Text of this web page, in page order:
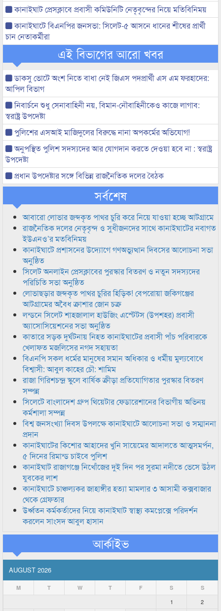
কানাইঘাট প্রেসক্লাবে প্রবাসী কমিউনিটি নেতৃবৃন্দের নিয়ে মতিবিনিময়
কানাইঘাটে বিএনপির জনসভা: সিলেট-৫ আসনে ধানের শীষের প্রার্থী
চান নেতাকর্মীরা
এই বিভাগের আরো খবর
ডাকসু ভোটে অংশ নিতে বাধা নেই জিএস পদপ্রার্থী এস এম ফরহাদের:
আপিল বিভাগ
নিবার্চনে শুধু সেনাবাহিনী নয়, বিমান-নৌবাহিনীকেও কাজে লাগাব:
স্বরাষ্ট্র উপদেষ্টা
পুলিশের এসআই মাজিদুলের বিরুদ্ধে নানা অপকর্মের অভিযোগ!
অনুপস্থিত পুলিশ সদস্যদের আর যোগদান করতে দেওয়া হবে না : স্বরাষ্ট্র
উপদেষ্টা
প্রধান উপদেষ্টার সঙ্গে বিভিন্ন রাজনৈতিক দলের বৈঠক
সর্বশেষ
আবারো লোভার জব্দকৃত পাথর চুরি করে নিয়ে যাওয়া হচ্ছে আটগ্রামে
রাজনৈতিক দলের নেতৃবৃন্দ ও সুধীজনদের সাথে কানাইঘাটের নবাগত
ইউএনও’র মতবিনিময়
কানাইঘাটে প্রশাসনের উদ্যোগে গণঅভ্যুত্থান দিবসের আলোচনা সভা
অনুষ্ঠিত
সিলেট অনলাইন প্রেসক্লাবের পুরস্কার বিতরণ ও নতুন সদস্যদের
পরিচিতি সভা অনুষ্ঠিত
লোভাছড়ার জব্দকৃত পাথর চুরির হিড়িক! বেপরোয়া জকিগঞ্জের
আটগ্রামের অবৈধ ক্রাশার জোন চক্র
লন্ডনে সিলেট শাহজালাল হাউজিং এস্টেটস (উপশহর) প্রবাসী
অ্যাসোসিয়েশনের সভা অনুষ্ঠিত
কাতারে সড়ক দুর্ঘটনায় নিহত কানাইঘাটের প্রবাসী পাঁচ পরিবারকে
খেলাফত মজলিসের নগদ সহায়তা
বিএনপি সকল ধর্মের মানুষের সমান অধিকার ও ধর্মীয় মুল্যবোধে
বিশ্বাসী: আবুল কাহের চৌ: শামিম
রাজা গিরিশচন্দ্র স্কুলে বার্ষিক ক্রীড়া প্রতিযোগিতার পুরস্কার বিতরণ
সম্পন্ন
সিলেটে বাংলাদেশ গ্রুপ থিয়েটার ফেডারেশানের বিভাগীয় অভিনয়
কর্মশালা সম্পন্ন
বিশ্ব জনসংখ্যা দিবস উপলক্ষে কানাইঘাটে আলোচনা সভা ও সম্মাননা
প্রদান
কানাইঘাটের কিশোর আহাদের খুনি সায়েমের আদালতে আত্মসমর্পন,
৫ দিনের রিমান্ড চাইবে পুলিশ
কানাইঘাট রাজাগঞ্জে নিখোঁজের দুই দিন পর সুরমা নদীতে ভেসে উঠল
যুবকের লাশ
কানাইঘাটে চাঞ্চল্যকর জাহাঙ্গীর হত্যা মামলার ৩ আসামী কক্সবাজার
থেকে গ্রেফতার
উর্ধ্বতন কর্মকর্তাদের নিয়ে কানাইঘাট স্বাস্থ্য কমপ্লেক্সে পরিদর্শন
করলেন সাংসদ আবুল হাসান
আর্কাইভ
AUGUST 2026
M T W T F S S
1 2